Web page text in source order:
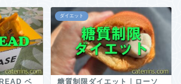
ベ
ダイエット
糖質制限ダイエット｜ローソ